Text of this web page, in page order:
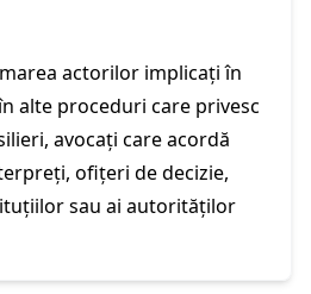
actorilor implicați în
alte proceduri care privesc
avocați care acordă
ofițeri de decizie,
sau ai autorităților